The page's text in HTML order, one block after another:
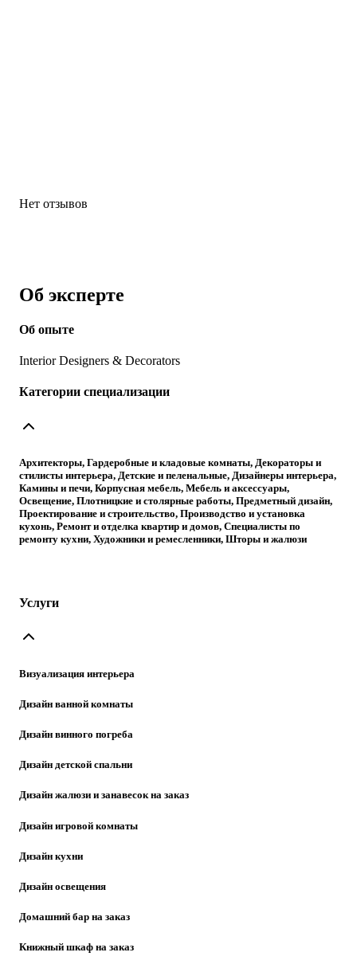
Нет отзывов
Об эксперте
Об опыте
Interior Designers & Decorators
Категории специализации
Архитекторы, Гардеробные и кладовые комнаты, Декораторы и
стилисты интерьера, Детские и пеленальные, Дизайнеры интерьера,
Камины и печи, Корпусная мебель, Мебель и аксессуары,
Освещение, Плотницкие и столярные работы, Предметный дизайн,
Проектирование и строительство, Производство и установка
кухонь, Ремонт и отделка квартир и домов, Специалисты по
ремонту кухни, Художники и ремесленники, Шторы и жалюзи
Услуги
Визуализация интерьера
Дизайн ванной комнаты
Дизайн винного погреба
Дизайн детской спальни
Дизайн жалюзи и занавесок на заказ
Дизайн игровой комнаты
Дизайн кухни
Дизайн освещения
Домашний бар на заказ
Книжный шкаф на заказ